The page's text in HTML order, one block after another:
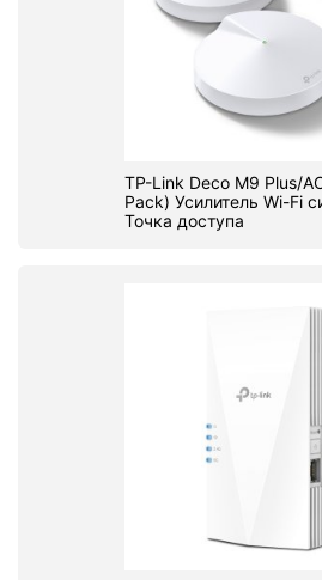
TP-Link Deco M9 Plus/
Pack) Усилитель Wi-Fi
Точка доступа